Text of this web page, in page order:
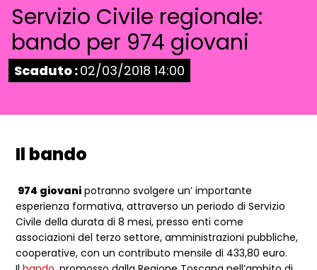
Servizio Civile regionale:
bando per 974 giovani
Stato:
Scaduto :02/03/2018 14:00
Il bando
974 giovani potranno svolgere un’ importante
esperienza formativa, attraverso un periodo di Servizio
Civile della durata di 8 mesi, presso enti come
associazioni del terzo settore, amministrazioni pubbliche,
cooperative, con un contributo mensile di 433,80 euro.